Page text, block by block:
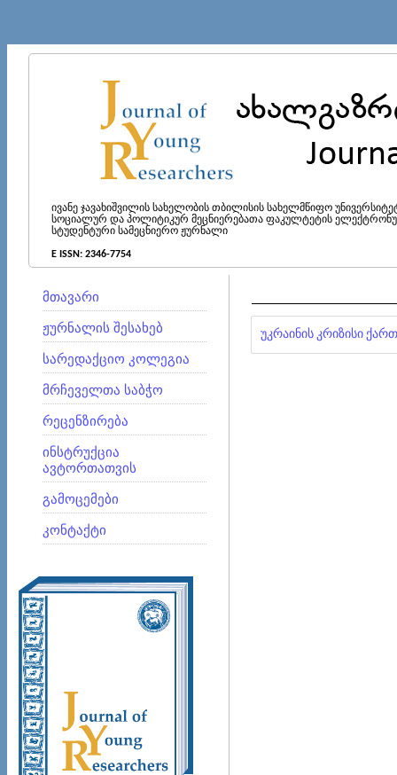
ივანე ჯავახიშვილის სახელობის თბილისის სახელმწიფო
სოციალურ და პოლიტიკურ მეცნიერებათა ფაკულტეტის
სტუდენტური სამეცნიერო ჟურნალი
E ISSN: 2346-7754
მთავარი
ჟურნალის შესახებ
სარედაქციო კოლეგია
მრჩეველთა საბჭო
რეცენზირება
ინსტრუქცია
ავტორთათვის
გამოცემები
კონტაქტი
უკრაინის კრიზისი